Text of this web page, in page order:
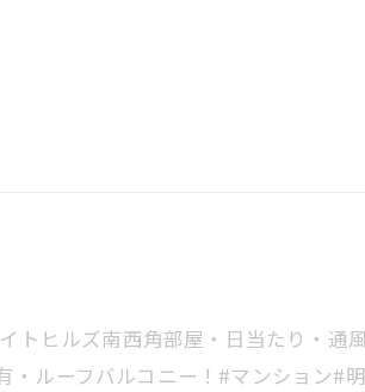
トヒルズ南西角部屋・日当たり・通
ルーフバルコニー！#マンション#